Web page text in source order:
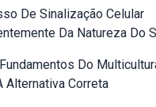
De Sinalização Celular
Da Natureza Do
Do
Alternativa Correta